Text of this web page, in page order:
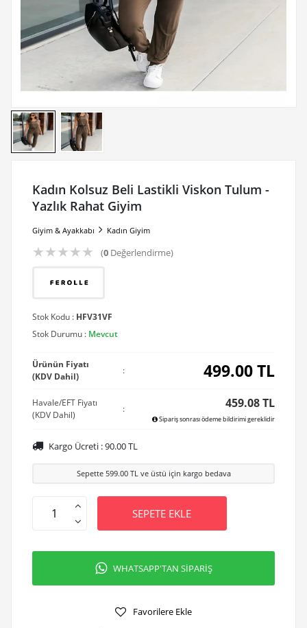
Kadın Kolsuz Beli Lastikli Viskon Tulum -
Yazlık Rahat Giyim
Giyim & Ayakkabı Kadın Giyim
★★★★★ (0Değerlendirme)
Stok Kodu : HFV31VF
Stok Durumu : Mevcut
Ürünün Fiyatı
(KDV Dahil)
: 499.00TL
Havale/EFT Fiyatı
(KDV Dahil)
: 459.08 TL
Sipariş sonrası ödeme bildirimi gereklidir
Kargo Ücreti :90.00TL
Sepette 599.00TL ve üstü için kargo bedava
SEPETE EKLE
WHATSAPP'TAN SİPARİŞ
Favorilere Ekle